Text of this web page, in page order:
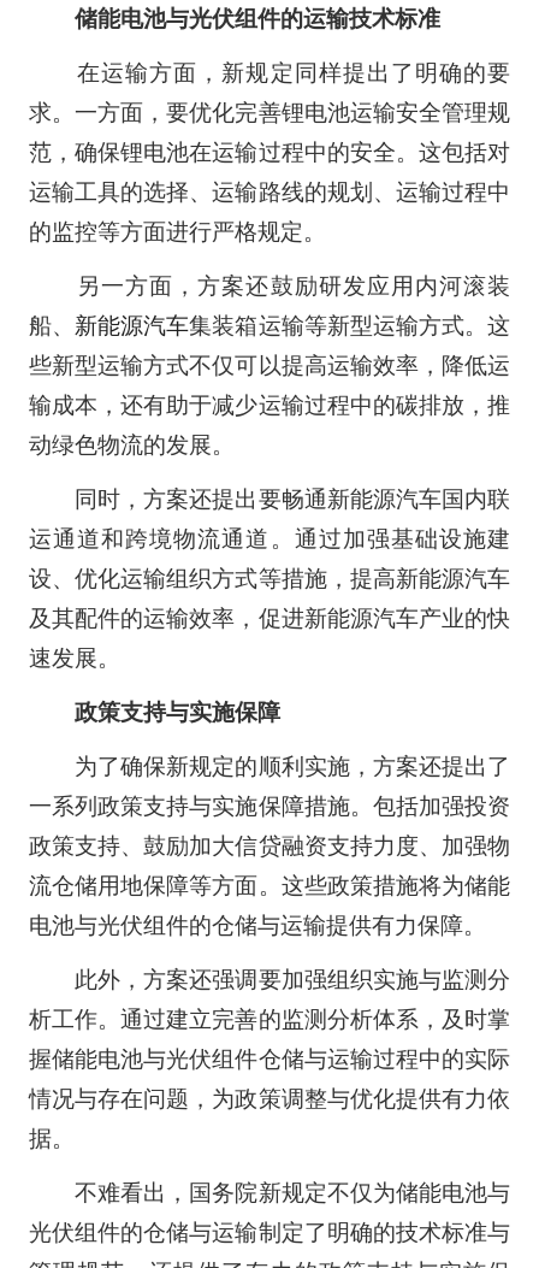
储能电池与光伏组件的运输技术标准
在运输方面，新规定同样提出了明确的要
求。一方面，要优化完善锂电池运输安全管理规
范，确保锂电池在运输过程中的安全。这包括对
运输工具的选择、运输路线的规划、运输过程中
的监控等方面进行严格规定。
另一方面，方案还鼓励研发应用内河滚装
船、 新能源汽车集装箱运输等新型运输方式。这
些新型运输方式不仅可以提高运输效率，降低运
输成本，还有助于减少运输过程中的碳排放，推
动绿色物流的发展。
同时，方案还提出要畅通新能源汽车国内联
运通道和跨境物流通道。通过加强基础设施建
设、优化运输组织方式等措施，提高新能源汽车
及其配件的运输效率，促进新能源汽车产业的快
速发展。
政策支持与实施保障
为了确保新规定的顺利实施，方案还提出了
一系列政策支持与实施保障措施。包括加强投资
政策支持、鼓励加大信贷融资支持力度、加强物
流仓储用地保障等方面。这些政策措施将为储能
电池与光伏组件的仓储与运输提供有力保障。
此外，方案还强调要加强组织实施与监测分
析工作。通过建立完善的监测分析体系，及时掌
握储能电池与光伏组件仓储与运输过程中的实际
情况与存在问题，为政策调整与优化提供有力依
据。
不难看出，国务院新规定不仅为储能电池与
光伏组件的仓储与运输制定了明确的技术标准与